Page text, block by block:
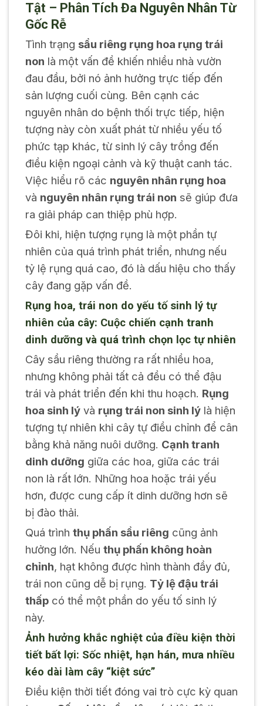
Tật – Phân Tích Đa Nguyên Nhân Từ
Gốc Rễ
Tình trạng sầu riêng rụng hoa rụng trái
non là một vấn đề khiến nhiều nhà vườn
đau đầu, bởi nó ảnh hưởng trực tiếp đến
sản lượng cuối cùng. Bên cạnh các
nguyên nhân do bệnh thối trực tiếp, hiện
tượng này còn xuất phát từ nhiều yếu tố
phức tạp khác, từ sinh lý cây trồng đến
điều kiện ngoại cảnh và kỹ thuật canh tác.
Việc hiểu rõ các nguyên nhân rụng hoa
và nguyên nhân rụng trái non sẽ giúp đưa
ra giải pháp can thiệp phù hợp.
Đôi khi, hiện tượng rụng là một phần tự
nhiên của quá trình phát triển, nhưng nếu
tỷ lệ rụng quá cao, đó là dấu hiệu cho thấy
cây đang gặp vấn đề.
Rụng hoa, trái non do yếu tố sinh lý tự
nhiên của cây: Cuộc chiến cạnh tranh
dinh dưỡng và quá trình chọn lọc tự nhiên
Cây sầu riêng thường ra rất nhiều hoa,
nhưng không phải tất cả đều có thể đậu
trái và phát triển đến khi thu hoạch. Rụng
hoa sinh lývà rụng trái non sinh lýlà hiện
tượng tự nhiên khi cây tự điều chỉnh để cân
bằng khả năng nuôi dưỡng. Cạnh tranh
dinh dưỡng giữa các hoa, giữa các trái
non là rất lớn. Những hoa hoặc trái yếu
hơn, được cung cấp ít dinh dưỡng hơn sẽ
bị đào thải.
Quá trình thụ phấn sầu riêng cũng ảnh
hưởng lớn. Nếu thụ phấn không hoàn
chỉnh, hạt không được hình thành đầy đủ,
trái non cũng dễ bị rụng. Tỷ lệ đậu trái
thấpcó thể một phần do yếu tố sinh lý
này.
Ảnh hưởng khắc nghiệt của điều kiện thời
tiết bất lợi: Sốc nhiệt, hạn hán, mưa nhiều
kéo dài làm cây “kiệt sức”
Điều kiện thời tiết đóng vai trò cực kỳ quan